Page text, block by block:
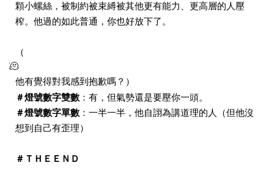
顆小螺絲，被制約被束縛被其他更有能力、更高層的人壓
榨。他過的如此普通，你也好放下了。
（
他有覺得對我感到抱歉嗎？）
＃燈號數字雙數 ：有，但氣勢還是要壓你一頭。
＃燈號數字單數 ：一半一半，他自詡為講道理的人（但他沒
想到自己有歪理）
＃ＴＨＥＥＮＤ